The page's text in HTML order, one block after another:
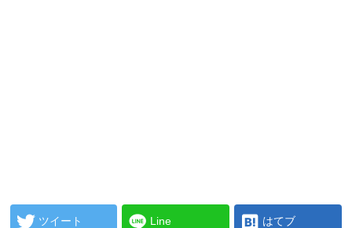
ツイート Line はてブ